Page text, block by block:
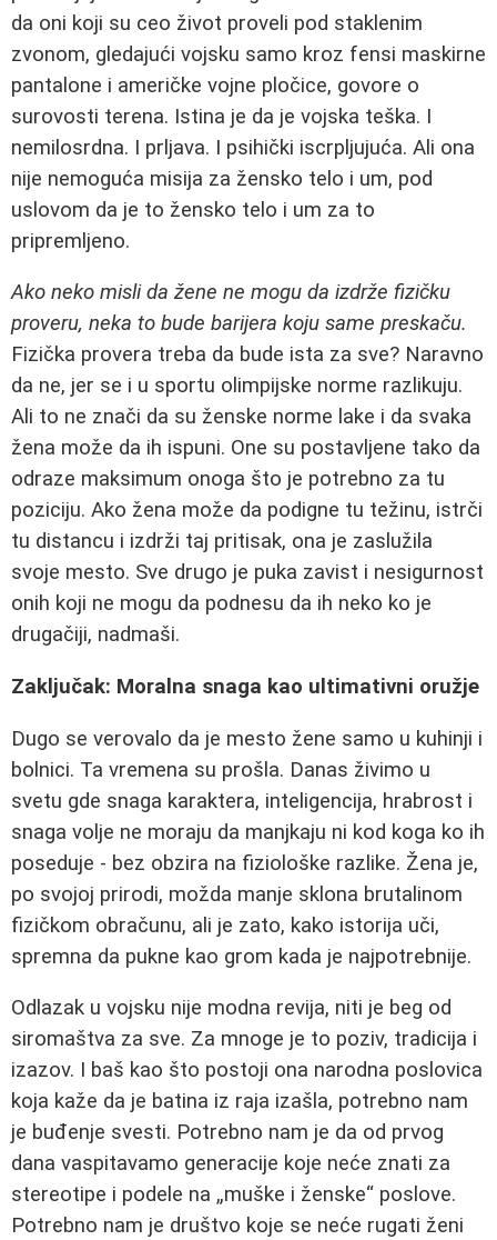
da oni koji su ceo život proveli pod staklenim
zvonom, gledajući vojsku samo kroz fensi maskirne
pantalone i američke vojne pločice, govore o
surovosti terena. Istina je da je vojska teška. I
nemilosrdna. I prljava. I psihički iscrpljujuća. Ali ona
nije nemoguća misija za žensko telo i um, pod
uslovom da je to žensko telo i um za to
pripremljeno.
Ako neko misli da žene ne mogu da izdrže fizičku
proveru, neka to bude barijera koju same preskaču.
Fizička provera treba da bude ista za sve? Naravno
da ne, jer se i u sportu olimpijske norme razlikuju.
Ali to ne znači da su ženske norme lake i da svaka
žena može da ih ispuni. One su postavljene tako da
odraze maksimum onoga što je potrebno za tu
poziciju. Ako žena može da podigne tu težinu, istrči
tu distancu i izdrži taj pritisak, ona je zaslužila
svoje mesto. Sve drugo je puka zavist i nesigurnost
onih koji ne mogu da podnesu da ih neko ko je
drugačiji, nadmaši.
Zaključak: Moralna snaga kao ultimativni oružje
Dugo se verovalo da je mesto žene samo u kuhinji i
bolnici. Ta vremena su prošla. Danas živimo u
svetu gde snaga karaktera, inteligencija, hrabrost i
snaga volje ne moraju da manjkaju ni kod koga ko ih
poseduje - bez obzira na fiziološke razlike. Žena je,
po svojoj prirodi, možda manje sklona brutalinom
fizičkom obračunu, ali je zato, kako istorija uči,
spremna da pukne kao grom kada je najpotrebnije.
Odlazak u vojsku nije modna revija, niti je beg od
siromaštva za sve. Za mnoge je to poziv, tradicija i
izazov. I baš kao što postoji ona narodna poslovica
koja kaže da je batina iz raja izašla, potrebno nam
je buđenje svesti. Potrebno nam je da od prvog
dana vaspitavamo generacije koje neće znati za
stereotipe i podele na „muške i ženske“ poslove.
Potrebno nam je društvo koje se neće rugati ženi